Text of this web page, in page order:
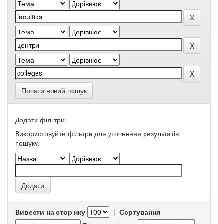
Почати новий пошук
Додати фільтри:
Використовуйте фільтри для уточнення результатів
пошуку.
Вивести на сторінку | Сортування